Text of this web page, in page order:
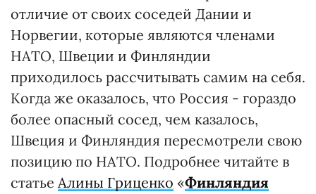
отличие от своих соседей Дании и
Норвегии, которые являются членами
НАТО, Швеции и Финляндии
приходилось рассчитывать самим на себя.
Когда же оказалось, что Россия - гораздо
более опасный сосед, чем казалось,
Швеция и Финляндия пересмотрели свою
позицию по НАТО. Подробнее читайте в
статье Алины Гриценко «Финляндия